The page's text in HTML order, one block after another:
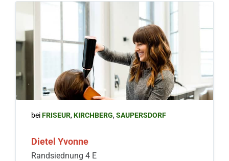
beiFRISEUR,KIRCHBERG,SAUPERSDORF
Dietel Yvonne
Randsiednung 4 E